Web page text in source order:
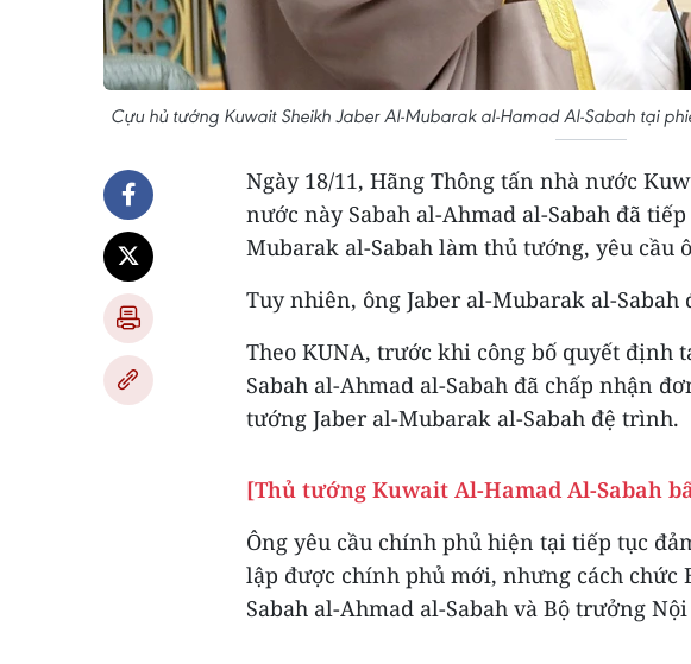
Cựu hủ tướng Kuwait Sheikh Jaber Al-Mubarak al-Hamad Al-Sabah tại
Ngày 18/11, Hãng Thông tấn nhà nước
nước này Sabah al-Ahmad al-Sabah đã
Mubarak al-Sabah làm thủ tướng, yêu cầu
Tuy nhiên, ông Jaber al-Mubarak al-
Theo KUNA, trước khi công bố quyết định
Sabah al-Ahmad al-Sabah đã chấp nhận
tướng Jaber al-Mubarak al-Sabah đệ trình.
[Thủ tướng Kuwait Al-Hamad Al-Sabah
Ông yêu cầu chính phủ hiện tại tiếp tục
lập được chính phủ mới, nhưng cách chức
Sabah al-Ahmad al-Sabah và Bộ trưởng